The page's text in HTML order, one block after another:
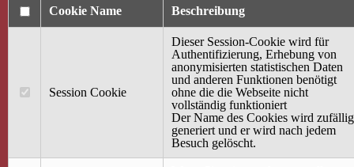
40 Jahre Mütterzentrum
Cookie Name Beschreibung
Session Cookie
Dieser Session-Cookie wird für
Authentifizierung, Erhebung von
anonymisierten statistischen Daten
und anderen Funktionen benötigt
ohne die die Webseite nicht
vollständig funktioniert
Der Name des Cookies wird zufällig
generiert und er wird nach jedem
Besuch gelöscht.